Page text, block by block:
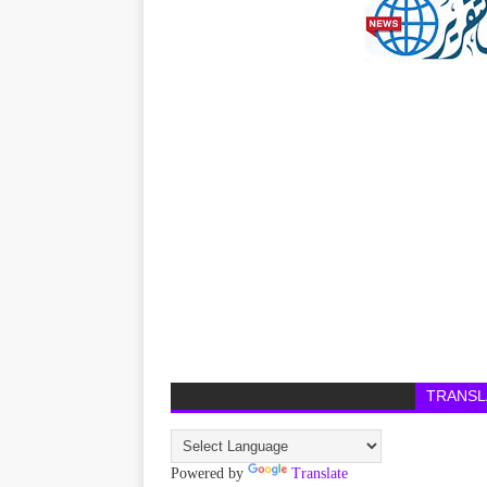
Powered by Translate